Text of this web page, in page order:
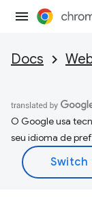
Docs
O Google usa
seu idioma de